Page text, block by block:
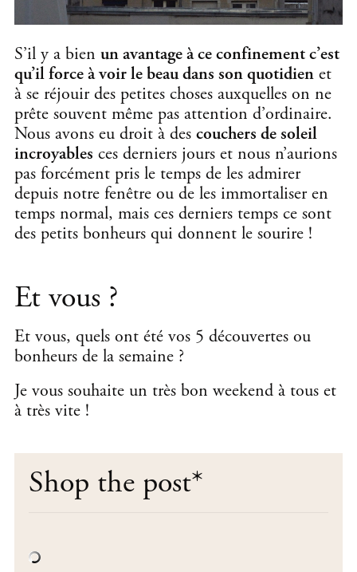
S’il y a bien un avantage à ce confinement c’est
qu’il force à voir le beau dans son quotidien et
à se réjouir des petites choses auxquelles on ne
prête souvent même pas attention d’ordinaire.
Nous avons eu droit à des couchers de soleil
incroyables ces derniers jours et nous n’aurions
pas forcément pris le temps de les admirer
depuis notre fenêtre ou de les immortaliser en
temps normal, mais ces derniers temps ce sont
des petits bonheurs qui donnent le sourire !
Et vous ?
Et vous, quels ont été vos 5 découvertes ou
bonheurs de la semaine ?
Je vous souhaite un très bon weekend à tous et
à très vite !
Shop the post*